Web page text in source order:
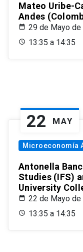
Mateo Uribe-
Andes
29 de Mayo
13:35 a 14:35
22 MAY
Microeconomía
Antonella
Studies (IFS)
University
22 de Mayo
13:35 a 14:35